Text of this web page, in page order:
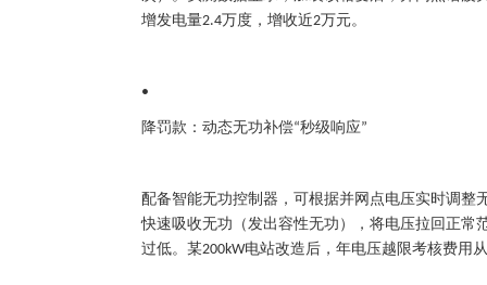
增发电量2.4万度，增收近2万元。
•
降罚款：动态无功补偿“秒级响应”
配备智能无功控制器，可根据并网点电压实时调整
快速吸收无功（发出容性无功），将电压拉回正常
过低。某200kW电站改造后，年电压越限考核费用从